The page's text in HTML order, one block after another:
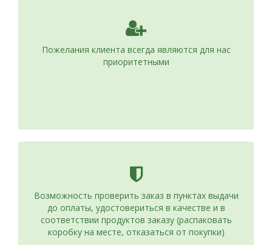
Пожелания клиента всегда являются для нас
приоритетными
Возможность проверить заказ в пунктах выдачи
до оплаты, удостовериться в качестве и в
соответствии продуктов заказу (распаковать
коробку на месте, отказаться от покупки)